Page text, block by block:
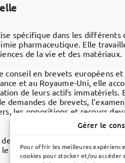
Gérer le
Pour offrir les meilleures
cookies pour stocker et/ou accéder
spécifique dans les différents
pharmaceutique. Elle
de la vie et des matériaux.
conseil en brevets européens
et au Royaume-Uni, elle
de leurs actifs immatériels.
demandes de brevets,
les oppositions et recours
validité, de liberté
cadre de « Due Diligence ».